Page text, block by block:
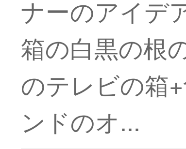
ナーのアイデ
箱の白黒の根
のテレビの箱
ンドのオ...